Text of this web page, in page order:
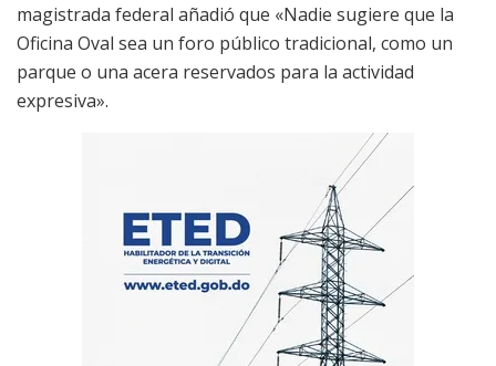
magistrada federal añadió que «Nadie sugiere que la
Oficina Oval sea un foro público tradicional, como un
parque o una acera reservados para la actividad
expresiva».